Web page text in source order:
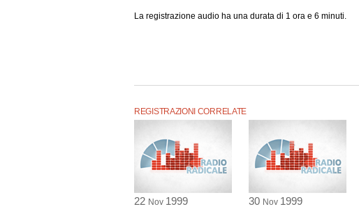
La registrazione audio ha una durata di 1 ora e 6 minuti.
REGISTRAZIONI CORRELATE
22 Nov 1999 30 Nov 1999